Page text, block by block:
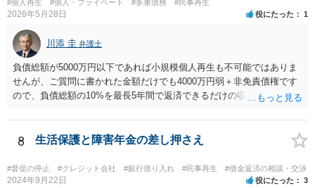
とをご検討下さい（改正民法が適用される事案の場合、参考のパンフ
レットに記載されているように、極度額（上限額）の定めのない個人
の根保証契約にあたり、無効となる可能性もあります）。 なお、手
もとに契約書がない場合には、相手の弁護士に、あなたが連帯保証人
と記載されている契約書のコピーの提供を求めてみましょう。 （参
考）民法改正のパンフレット（保証乃ルール）法務省 https://www.moj.
go.jp/content/001254262.pdf
#個人再生 #個人・プライベート #多重債務 #民事再生
2026年5月28日 役にたった 1
川添 圭 弁護士
負債総額が5000万円以下であれば小規模個人再生も不可能ではありま
せんが、ご質問に書かれた金額だけでも4000万円弱＋非免責債権です
ので、負債総額の10%を最長5年間で返済できるだけの収入があるのか
クリアできるか（具体的には負債総額の過半数を占める債権者がいる
かどうか、債権者が力を合わせて不同意に持っていく可能性がないか
ので、弁護士へ直接相談した方がよいと思います。
8 生活保護と障害年金の差し押さえ
#督促の停止 #クレジット会社 #銀行借り入れ #民事再生 #借金返済の相談・交渉
2024年9月22日 役にたった 3